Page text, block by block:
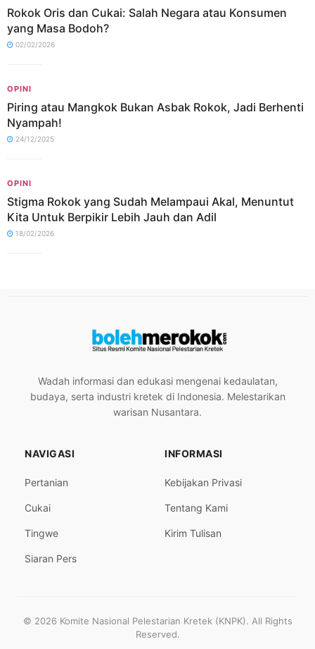
Rokok Oris dan Cukai: Salah Negara atau Konsumen
yang Masa Bodoh?
02/02/2026
OPINI
Piring atau Mangkok Bukan Asbak Rokok, Jadi Berhenti
Nyampah!
24/12/2025
OPINI
Stigma Rokok yang Sudah Melampaui Akal, Menuntut
Kita Untuk Berpikir Lebih Jauh dan Adil
18/02/2026
Wadah informasi dan edukasi mengenai kedaulatan,
budaya, serta industri kretek di Indonesia. Melestarikan
warisan Nusantara.
NAVIGASI
Pertanian
Cukai
Tingwe
Siaran Pers
INFORMASI
Kebijakan Privasi
Tentang Kami
Kirim Tulisan
© 2026 Komite Nasional Pelestarian Kretek (KNPK). All Rights
Reserved.